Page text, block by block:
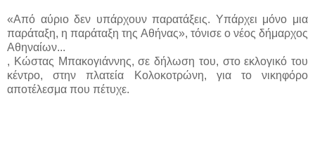
«Από αύριο δεν υπάρχουν παρατάξεις. Υπάρχει μόνο μια
παράταξη, η παράταξη της Αθήνας», τόνισε ο νέος δήμαρχος
Αθηναίων...
, Κώστας Μπακογιάννης, σε δήλωση του, στο εκλογικό του
κέντρο, στην πλατεία Κολοκοτρώνη, για το νικηφόρο
αποτέλεσμα που πέτυχε.